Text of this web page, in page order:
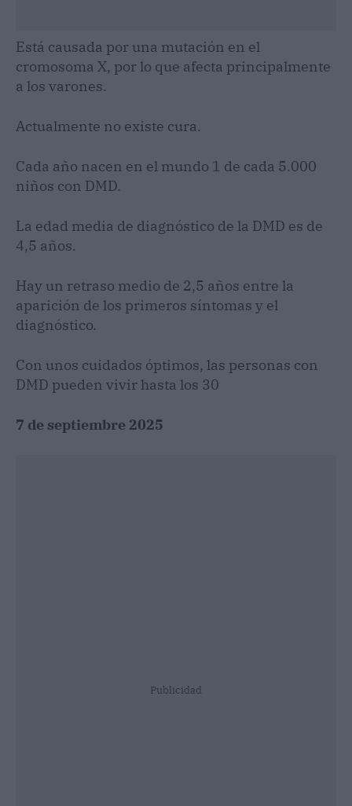
Está causada por una mutación en el
cromosoma X, por lo que afecta principalmente
a los varones.
Actualmente no existe cura.
Cada año nacen en el mundo 1 de cada 5.000
niños con DMD.
La edad media de diagnóstico de la DMD es de
4,5 años.
Hay un retraso medio de 2,5 años entre la
aparición de los primeros síntomas y el
diagnóstico.
Con unos cuidados óptimos, las personas con
DMD pueden vivir hasta los 30
7 de septiembre 2025
Publicidad